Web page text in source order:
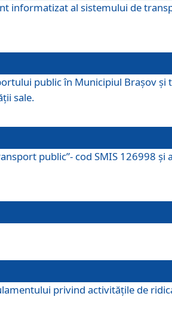
informatizat al sistemului de
public în Municipiul Brașov şi
sale.
public”- cod SMIS 126998 și
privind activitățile de